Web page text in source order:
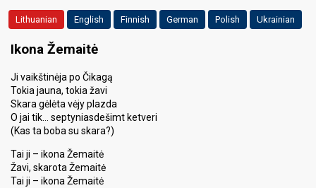
Lithuanian English Finnish German Polish Ukrainian
Ikona Žemaitė
Ji vaikštinėja po Čikagą
Tokia jauna, tokia žavi
Skara gėlėta vėjy plazda
O jai tik… septyniasdešimt ketveri
(Kas ta boba su skara?)
Tai ji – ikona Žemaitė
Žavi, skarota Žemaitė
Tai ji – ikona Žemaitė